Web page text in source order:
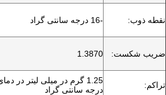
نقطه ذوب: -16 درجه سانتی گراد
ضریب شکست: 1.3870
تراکم:
درجه سانتی گراد